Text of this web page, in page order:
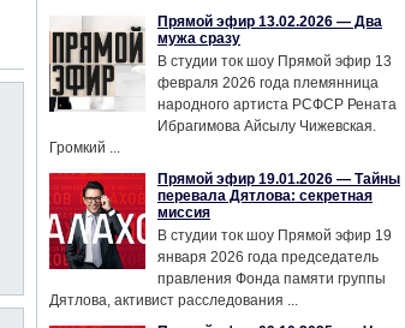
Прямой эфир 13.02.2026 — Два
мужа сразу
В студии ток шоу Прямой эфир 13
февраля 2026 года племянница
народного артиста РСФСР Рената
Ибрагимова Айсылу Чижевская.
Громкий ...
Прямой эфир 19.01.2026 — Тайны
перевала Дятлова: секретная
миссия
В студии ток шоу Прямой эфир 19
января 2026 года председатель
правления Фонда памяти группы
Дятлова, активист расследования ...